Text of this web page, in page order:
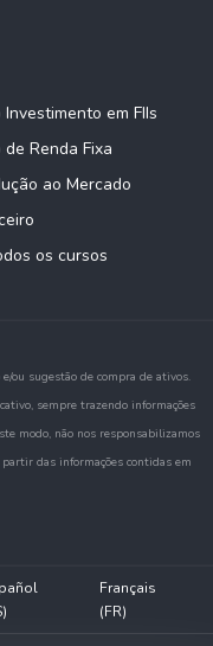
Investimento em FIIs
de Renda Fixa
ao Mercado
os cursos
ou sugestão de compra de ativos.
sempre trazendo informações
modo, não nos responsabilizamos
das informações contidas em
Français
(FR)